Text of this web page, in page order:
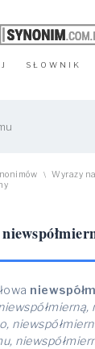
SŁOWNIK
\ Wyrazy